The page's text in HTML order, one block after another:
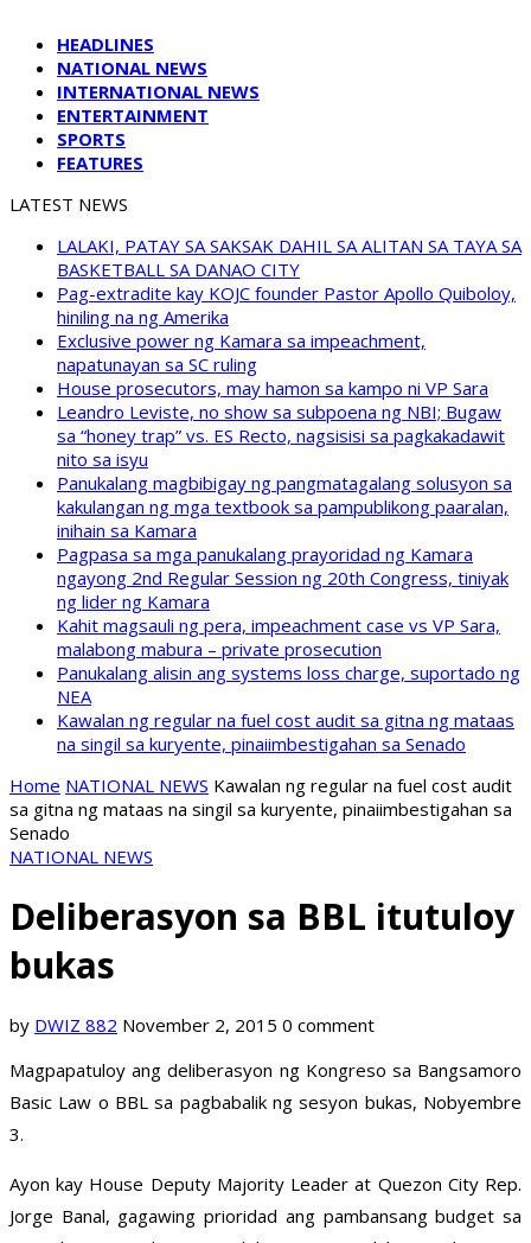
HEADLINES
NATIONAL NEWS
INTERNATIONAL NEWS
ENTERTAINMENT
SPORTS
FEATURES
LATEST NEWS
LALAKI, PATAY SA SAKSAK DAHIL SA ALITAN SA TAYA SA
BASKETBALL SA DANAO CITY
Pag-extradite kay KOJC founder Pastor Apollo Quiboloy,
hiniling na ng Amerika
Exclusive power ng Kamara sa impeachment,
napatunayan sa SC ruling
House prosecutors, may hamon sa kampo ni VP Sara
Leandro Leviste, no show sa subpoena ng NBI; Bugaw
sa “honey trap” vs. ES Recto, nagsisisi sa pagkakadawit
nito sa isyu
Panukalang magbibigay ng pangmatagalang solusyon sa
kakulangan ng mga textbook sa pampublikong paaralan,
inihain sa Kamara
Pagpasa sa mga panukalang prayoridad ng Kamara
ngayong 2nd Regular Session ng 20th Congress, tiniyak
ng lider ng Kamara
Kahit magsauli ng pera, impeachment case vs VP Sara,
malabong mabura – private prosecution
Panukalang alisin ang systems loss charge, suportado ng
NEA
Kawalan ng regular na fuel cost audit sa gitna ng mataas
na singil sa kuryente, pinaiimbestigahan sa Senado
Home NATIONAL NEWS Kawalan ng regular na fuel cost audit
sa gitna ng mataas na singil sa kuryente, pinaiimbestigahan sa
Senado
NATIONAL NEWS
Deliberasyon sa BBL itutuloy
bukas
by DWIZ 882 November 2, 2015 0 comment
Magpapatuloy ang deliberasyon ng Kongreso sa Bangsamoro
Basic Law o BBL sa pagbabalik ng sesyon bukas, Nobyembre
3.
Ayon kay House Deputy Majority Leader at Quezon City Rep.
Jorge Banal, gagawing prioridad ang pambansang budget sa